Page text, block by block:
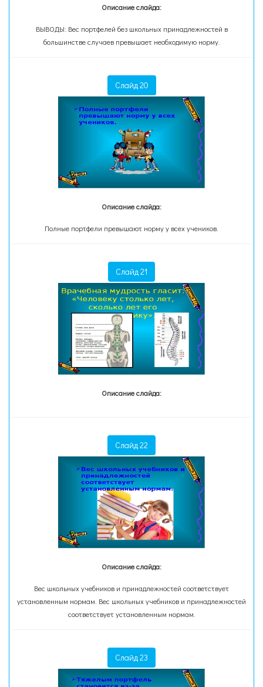
Описание слайда:
ВЫВОДЫ: Вес портфелей без школьных принадлежностей в
большинстве случаев превышает необходимую норму.
Слайд 20
Описание слайда:
Полные портфели превышают норму у всех учеников.
Слайд 21
Описание слайда:
Слайд 22
Описание слайда:
Вес школьных учебников и принадлежностей соответствует
установленным нормам. Вес школьных учебников и принадлежностей
соответствует установленным нормам.
Слайд 23